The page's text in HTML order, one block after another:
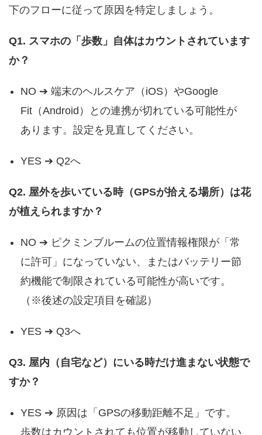
下のフローに従って原因を特定しましょう。
Q1. スマホの「歩数」自体はカウントされています
か？
NO ➔ 端末のヘルスケア（iOS）やGoogle
Fit（Android）との連携が切れている可能性が
あります。設定を見直してください。
YES ➔ Q2へ
Q2. 屋外を歩いている時（GPSが拾える場所）は花
が植えられますか？
NO ➔ ピクミンブルームの位置情報権限が「常
に許可」になっていない、またはバッテリー節
約機能で制限されている可能性が高いです。
（※後述の設定項目を確認）
YES ➔ Q3へ
Q3. 屋内（自宅など）にいる時だけ進まない状態で
すか？
YES ➔ 原因は「GPSの移動距離不足」です。
歩数はカウントされても位置が移動していない